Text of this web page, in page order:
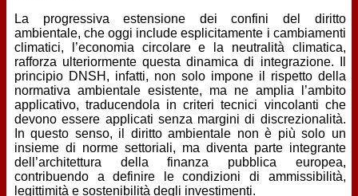
La progressiva estensione dei confini del diritto
ambientale, che oggi include esplicitamente i cambiamenti
climatici, l’economia circolare e la neutralità climatica,
rafforza ulteriormente questa dinamica di integrazione. Il
principio DNSH, infatti, non solo impone il rispetto della
normativa ambientale esistente, ma ne amplia l’ambito
applicativo, traducendola in criteri tecnici vincolanti che
devono essere applicati senza margini di discrezionalità.
In questo senso, il diritto ambientale non è più solo un
insieme di norme settoriali, ma diventa parte integrante
dell’architettura della finanza pubblica europea,
contribuendo a definire le condizioni di ammissibilità,
legittimità e sostenibilità degli investimenti.